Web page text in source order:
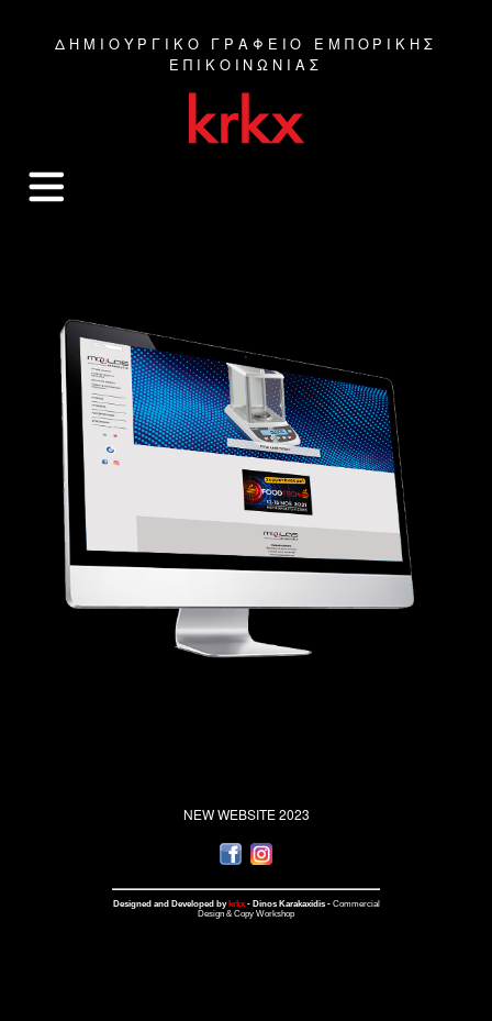
ΔΗΜΙΟΥΡΓΙΚΟ ΓΡΑΦΕΙΟ ΕΜΠΟΡΙΚΗΣ
ΕΠΙΚΟΙΝΩΝΙΑΣ
NEW WEBSITE 2023
Designed and Developed by krkx- Dinos Karakaxidis - Commercial
Design & Copy Workshop